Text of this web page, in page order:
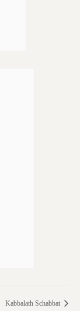
Kabbalath Schabbat